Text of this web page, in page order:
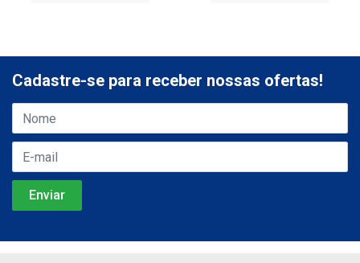
Cadastre-se para receber nossas ofertas!